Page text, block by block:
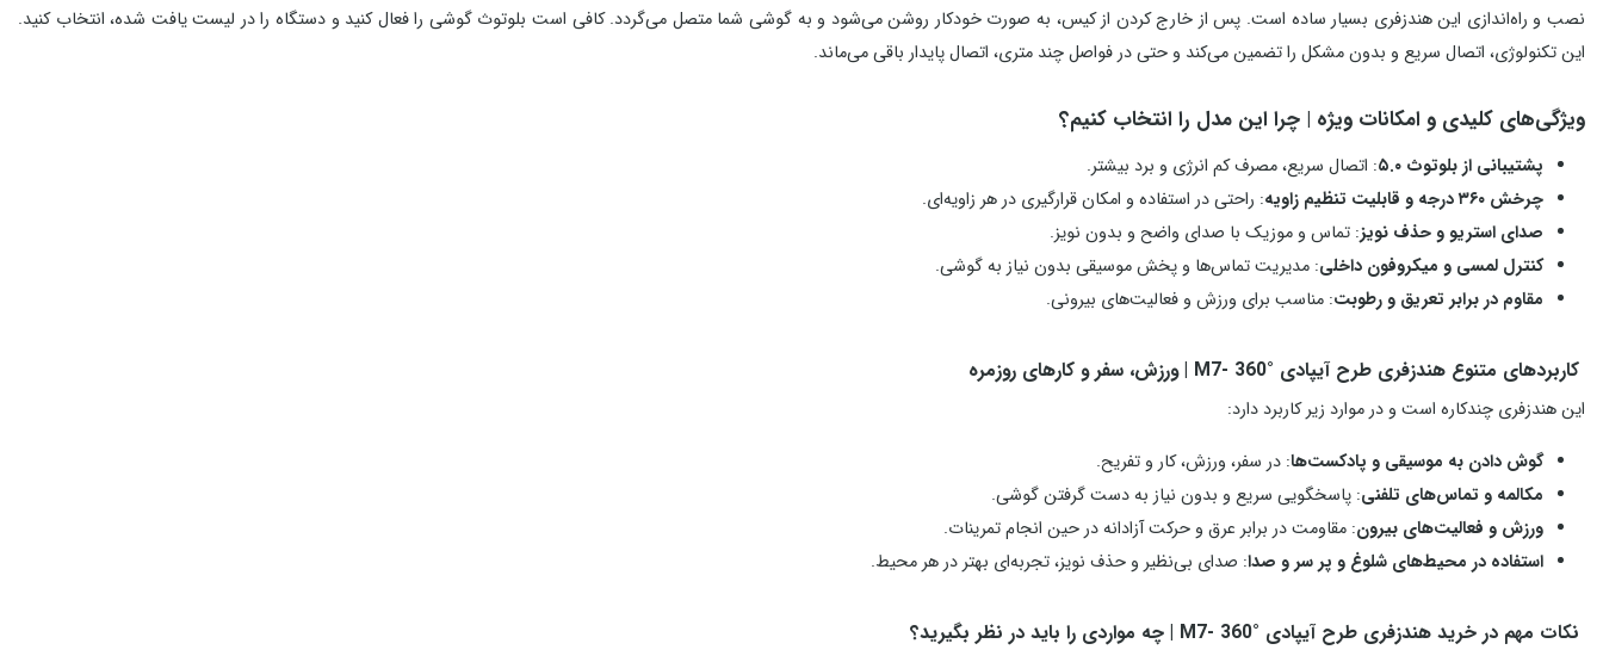
نصب و راه‌اندازی این هندزفری بسیار ساده است. پس از خارج کردن از کیس، به صورت خودکار روشن می‌شود و به گوشی شما متصل می‌گردد. کافی است بلوتوث گوشی را فعال کنید و دستگاه را در لیست یافت شده، انتخاب کنید.
این تکنولوژی، اتصال سریع و بدون مشکل را تضمین می‌کند و حتی در فواصل چند متری، اتصال پایدار باقی می‌ماند.
ویژگی‌های کلیدی و امکانات ویژه | چرا این مدل را انتخاب کنیم؟
پشتیبانی از بلوتوث ۵.۰
: اتصال سریع، مصرف کم انرژی و برد بیشتر.
چرخش ۳۶۰ درجه و قابلیت تنظیم زاویه
: راحتی در استفاده و امکان قرارگیری در هر زاویه‌ای.
صدای استریو و حذف نویز: تماس و موزیک با صدای واضح و بدون نویز.
کنترل لمسی و میکروفون داخلی: مدیریت تماس‌ها و پخش موسیقی بدون نیاز به گوشی.
مقاوم در برابر تعریق و رطوبت: مناسب برای ورزش و فعالیت‌های بیرونی.
کاربردهای متنوع هندزفری طرح آیپادی M7- 360° | ورزش، سفر و کارهای روزمره
این هندزفری چندکاره است و در موارد زیر کاربرد دارد:
گوش دادن به موسیقی و پادکست‌ها: در سفر، ورزش، کار و تفریح.
مکالمه و تماس‌های تلفنی: پاسخگویی سریع و بدون نیاز به دست گرفتن گوشی.
ورزش و فعالیت‌های بیرون: مقاومت در برابر عرق و حرکت آزادانه در حین انجام تمرینات.
استفاده در محیط‌های شلوغ و پر سر و صدا: صدای بی‌نظیر و حذف نویز، تجربه‌ای بهتر در هر محیط.
نکات مهم در خرید هندزفری طرح آیپادی M7- 360° | چه مواردی را باید در نظر بگیرید؟